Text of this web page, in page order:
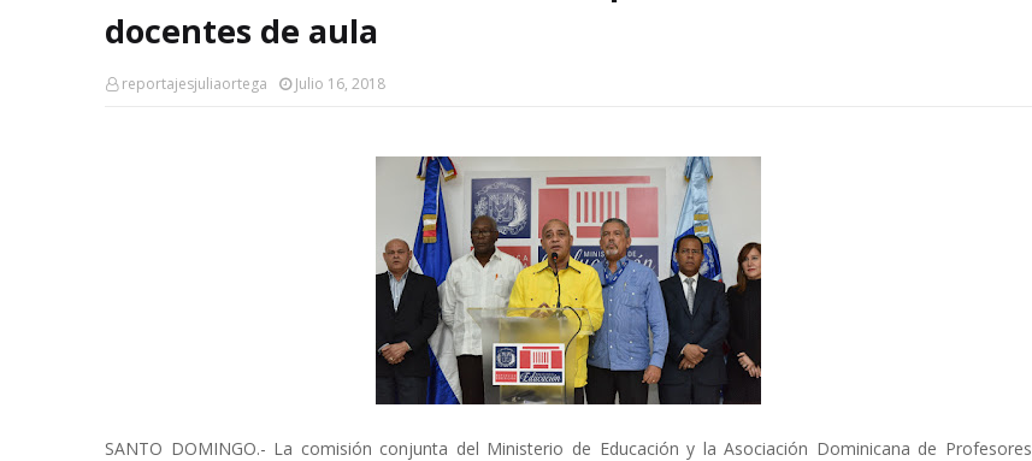
docentes de aula
reportajesjuliaortega Julio 16, 2018
SANTO DOMINGO.- La comisión conjunta del Ministerio de Educación y la Asociación Dominicana de Profesores